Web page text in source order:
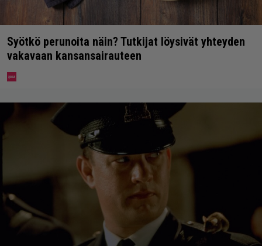
Syötkö perunoita näin? Tutkijat löysivät yhteyden
vakavaan kansansairauteen